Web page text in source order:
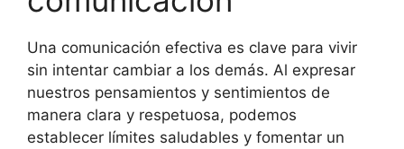
Una comunicación efectiva es clave para vivir
sin intentar cambiar a los demás. Al expresar
nuestros pensamientos y sentimientos de
manera clara y respetuosa, podemos
establecer límites saludables y fomentar un